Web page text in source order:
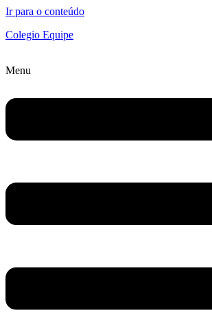
Ir para o conteúdo
Colegio Equipe
Menu